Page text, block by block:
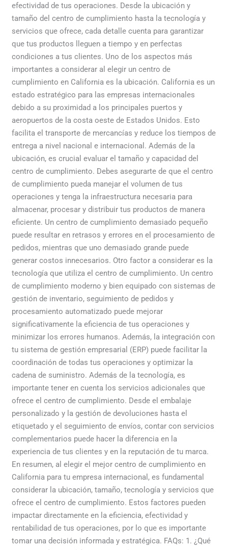
efectividad de tus operaciones. Desde la ubicación y
tamaño del centro de cumplimiento hasta la tecnología y
servicios que ofrece, cada detalle cuenta para garantizar
que tus productos lleguen a tiempo y en perfectas
condiciones a tus clientes. Uno de los aspectos más
importantes a considerar al elegir un centro de
cumplimiento en California es la ubicación. California es un
estado estratégico para las empresas internacionales
debido a su proximidad a los principales puertos y
aeropuertos de la costa oeste de Estados Unidos. Esto
facilita el transporte de mercancías y reduce los tiempos de
entrega a nivel nacional e internacional. Además de la
ubicación, es crucial evaluar el tamaño y capacidad del
centro de cumplimiento. Debes asegurarte de que el centro
de cumplimiento pueda manejar el volumen de tus
operaciones y tenga la infraestructura necesaria para
almacenar, procesar y distribuir tus productos de manera
eficiente. Un centro de cumplimiento demasiado pequeño
puede resultar en retrasos y errores en el procesamiento de
pedidos, mientras que uno demasiado grande puede
generar costos innecesarios. Otro factor a considerar es la
tecnología que utiliza el centro de cumplimiento. Un centro
de cumplimiento moderno y bien equipado con sistemas de
gestión de inventario, seguimiento de pedidos y
procesamiento automatizado puede mejorar
significativamente la eficiencia de tus operaciones y
minimizar los errores humanos. Además, la integración con
tu sistema de gestión empresarial (ERP) puede facilitar la
coordinación de todas tus operaciones y optimizar la
cadena de suministro. Además de la tecnología, es
importante tener en cuenta los servicios adicionales que
ofrece el centro de cumplimiento. Desde el embalaje
personalizado y la gestión de devoluciones hasta el
etiquetado y el seguimiento de envíos, contar con servicios
complementarios puede hacer la diferencia en la
experiencia de tus clientes y en la reputación de tu marca.
En resumen, al elegir el mejor centro de cumplimiento en
California para tu empresa internacional, es fundamental
considerar la ubicación, tamaño, tecnología y servicios que
ofrece el centro de cumplimiento. Estos factores pueden
impactar directamente en la eficiencia, efectividad y
rentabilidad de tus operaciones, por lo que es importante
tomar una decisión informada y estratégica. FAQs: 1. ¿Qué